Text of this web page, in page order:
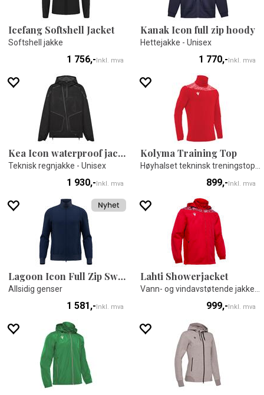
Icefang Softshell Jacket
Softshell jakke
1 756,-Inkl. mva
Kanak Icon full zip hoody
Hettejakke - Unisex
1 770,-Inkl. mva
Kea Icon waterproof jacket
Teknisk regnjakke - Unisex
1 930,-Inkl. mva
Kolyma Training Top
899,-Inkl. mva
Lagoon Icon Full Zip Sweatshirt
Allsidig genser
1 581,-Inkl. mva
Lahti Showerjacket
999,-Inkl. mva